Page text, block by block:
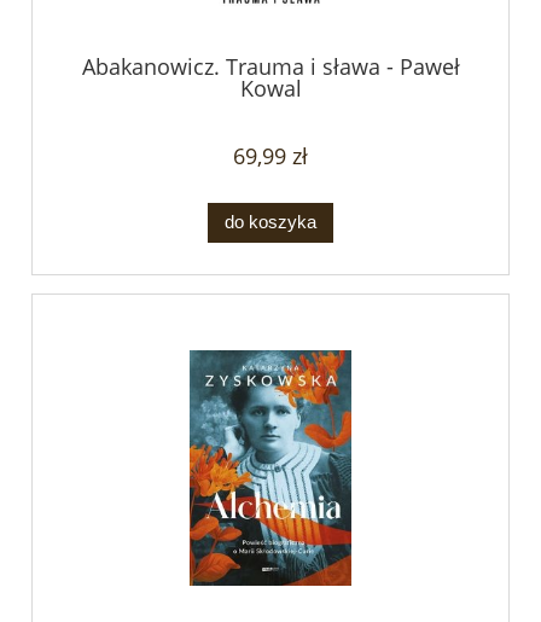
Abakanowicz. Trauma i sława - Paweł
Kowal
69,99 zł
do koszyka